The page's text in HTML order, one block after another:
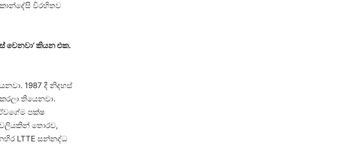
විරහිතව
කියන එක.
1987 දී නිදහස්
තියෙනවා.
පක්ෂ
තොරව,
LTTE සන්නද්ධ